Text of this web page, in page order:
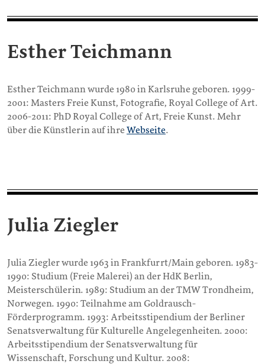
Esther Teichmann
Esther Teichmann wurde 1980 in Karlsruhe geboren. 1999-
2001: Masters Freie Kunst, Fotografie, Royal College of Art.
2006-2011: PhD Royal College of Art, Freie Kunst. Mehr
über die Künstlerin auf ihre Webseite.
Julia Ziegler
Julia Ziegler wurde 1963 in Frankfurrt/Main geboren. 1983-
1990: Studium (Freie Malerei) an der HdK Berlin,
Meisterschülerin. 1989: Studium an der TMW Trondheim,
Norwegen. 1990: Teilnahme am Goldrausch-
Förderprogramm. 1993: Arbeitsstipendium der Berliner
Senatsverwaltung für Kulturelle Angelegenheiten. 2000:
Arbeitsstipendium der Senatsverwaltung für
Wissenschaft, Forschung und Kultur. 2008: